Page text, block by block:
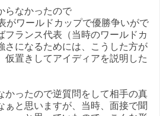
らなかったので
がワールドカップで優勝争いがで
フランス代表（当時のワールドカ
さになるためには、こうした方が
仮置きしてアイディアを説明した
かったので逆質問をして相手の真
ぁと思いますが、当時、面接で聞